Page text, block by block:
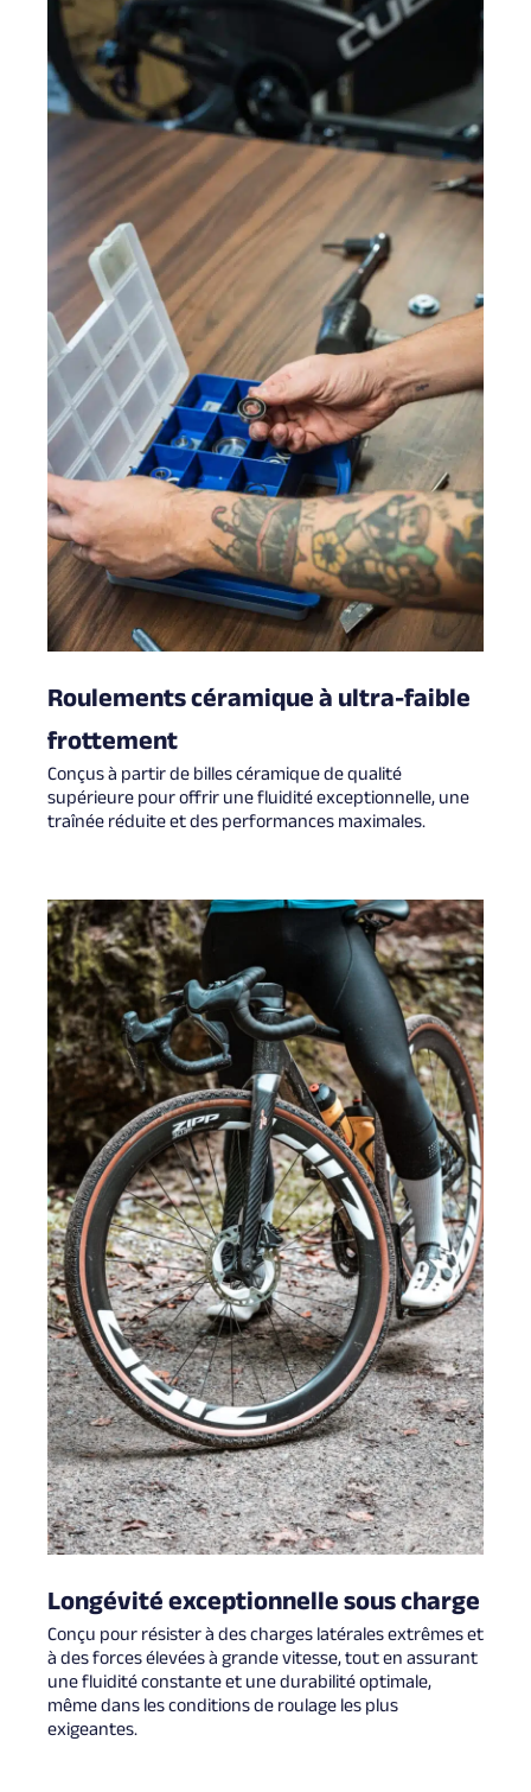
Roulements céramique à ultra-faible
frottement
Conçus à partir de billes céramique de qualité
supérieure pour offrir une fluidité exceptionnelle, une
traînée réduite et des performances maximales.
Longévité exceptionnelle sous charge
Conçu pour résister à des charges latérales extrêmes et
à des forces élevées à grande vitesse, tout en assurant
une fluidité constante et une durabilité optimale,
même dans les conditions de roulage les plus
exigeantes.